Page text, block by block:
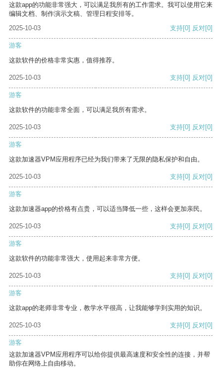
这款app的功能非常强大，可以满足我所有的工作需求。我可以使用它来
编辑文档、制作演示文稿、管理日程安排等。
2025-10-03
支持[0] 反对[0]
游客
这款软件的价格非常实惠，值得推荐。
2025-10-03 支持[0] 反对[0]
游客
这款软件的功能非常全面，可以满足我所有需求。
2025-10-03 支持[0] 反对[0]
游客
这款加速器VPM应用程序已经为我们带来了无限的隐私保护和自由。
2025-10-03 支持[0] 反对[0]
游客
这款加速器app的价格有点贵，可以适当降低一些，这样会更加亲民。
2025-10-03 支持[0] 反对[0]
游客
这款软件的功能非常强大，使用起来非常方便。
2025-10-03 支持[0] 反对[0]
游客
这款app的老师非常专业，教学水平很高，让我能够学到实用的知识。
2025-10-03 支持[0] 反对[0]
游客
这款加速器VPM应用程序可以给你提供最高速度和安全性的连接，并帮
助你在网络上自由移动。